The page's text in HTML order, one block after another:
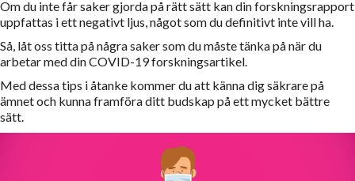
Om du inte får saker gjorda på rätt sätt kan din forskningsrapport
uppfattas i ett negativt ljus, något som du definitivt inte vill ha.
Så, låt oss titta på några saker som du måste tänka på när du
arbetar med din COVID-19 forskningsartikel.
Med dessa tips i åtanke kommer du att känna dig säkrare på
ämnet och kunna framföra ditt budskap på ett mycket bättre
sätt.